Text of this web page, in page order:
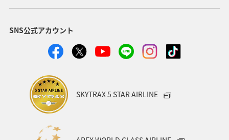
ANA釣り倶楽部 ベルギー スイス フランス
イタリア スウェーデン
自然・植物 マレーシア 趣味
ハワイ クリスマス
SNS公式アカウント
SKYTRAX 5 STAR AIRLINE